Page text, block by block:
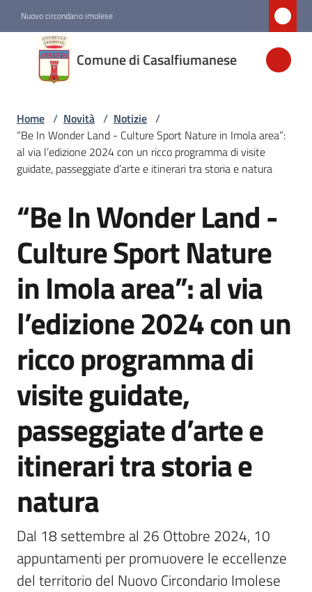
Nuovo circondario imolese
Comune di Casalfiumanese
Comune di
Casalfiumanese
Amministrazione
Novità
Servizi
Vivere
Casalfiumanese
5x1000
Servizi
line
Tutti
argomenti
Home / Novità / Notizie /
“Be In Wonder Land - Culture Sport Nature in Imola area”:
al via l’edizione 2024 con un ricco programma di visite
guidate, passeggiate d’arte e itinerari tra storia e natura
Salta al contenuto
“Be In Wonder Land -
Culture Sport Nature
in Imola area”: al via
l’edizione 2024 con un
ricco programma di
visite guidate,
passeggiate d’arte e
itinerari tra storia e
natura
Dal 18 settembre al 26 Ottobre 2024, 10
appuntamenti per promuovere le eccellenze
del territorio del Nuovo Circondario Imolese